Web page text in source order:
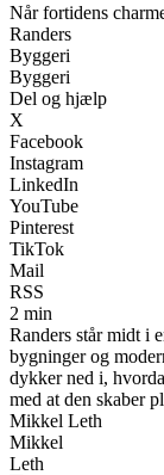
Når fortidens
Randers
Byggeri
Byggeri
Del og hjælp
X
Facebook
Instagram
LinkedIn
YouTube
Pinterest
TikTok
Mail
RSS
2 min
Randers står midt i
bygninger og
dykker ned i,
med at den skaber
Mikkel Leth
Mikkel
Leth